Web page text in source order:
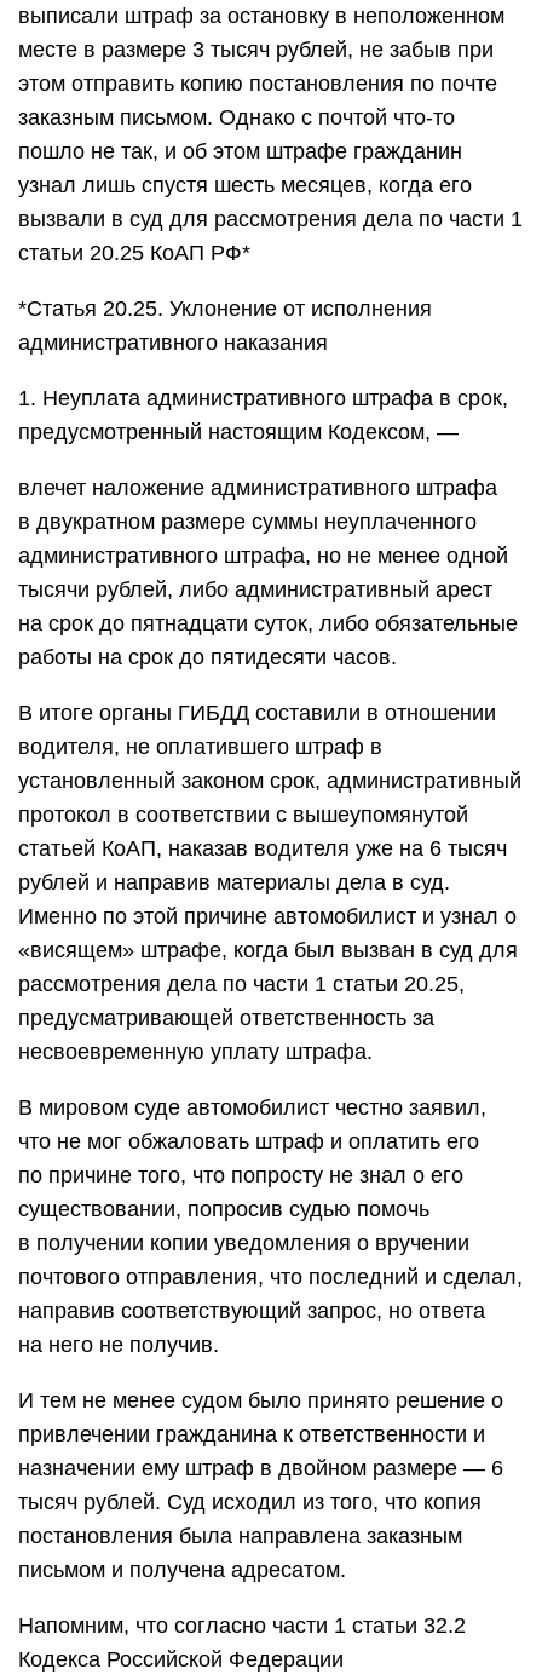
выписали штраф за остановку в неположенном
месте в размере 3 тысяч рублей, не забыв при
этом отправить копию постановления по почте
заказным письмом. Однако с почтой что-то
пошло не так, и об этом штрафе гражданин
узнал лишь спустя шесть месяцев, когда его
вызвали в суд для рассмотрения дела по части 1
статьи 20.25 КоАП РФ*
*Статья 20.25. Уклонение от исполнения
административного наказания
1. Неуплата административного штрафа в срок,
предусмотренный настоящим Кодексом, —
влечет наложение административного штрафа
в двукратном размере суммы неуплаченного
административного штрафа, но не менее одной
тысячи рублей, либо административный арест
на срок до пятнадцати суток, либо обязательные
работы на срок до пятидесяти часов.
В итоге органы ГИБДД составили в отношении
водителя, не оплатившего штраф в
установленный законом срок, административный
протокол в соответствии с вышеупомянутой
статьей КоАП, наказав водителя уже на 6 тысяч
рублей и направив материалы дела в суд.
Именно по этой причине автомобилист и узнал о
«висящем» штрафе, когда был вызван в суд для
рассмотрения дела по части 1 статьи 20.25,
предусматривающей ответственность за
несвоевременную уплату штрафа.
В мировом суде автомобилист честно заявил,
что не мог обжаловать штраф и оплатить его
по причине того, что попросту не знал о его
существовании, попросив судью помочь
в получении копии уведомления о вручении
почтового отправления, что последний и сделал,
направив соответствующий запрос, но ответа
на него не получив.
И тем не менее судом было принято решение о
привлечении гражданина к ответственности и
назначении ему штраф в двойном размере — 6
тысяч рублей. Суд исходил из того, что копия
постановления была направлена заказным
письмом и получена адресатом.
Напомним, что согласно части 1 статьи 32.2
Кодекса Российской Федерации